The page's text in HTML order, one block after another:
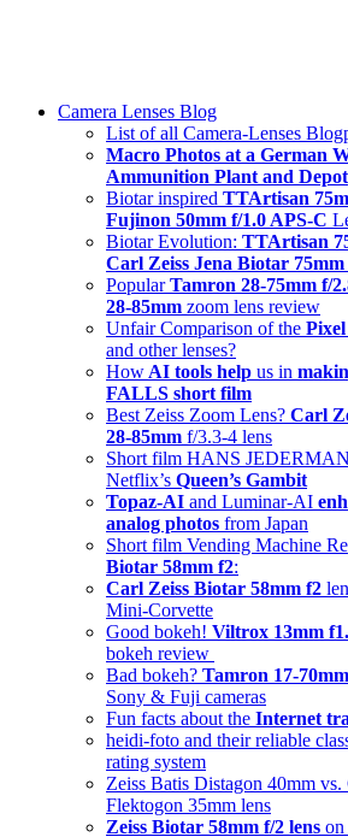
Menu
Camera Lenses Blog
List of all Camera-Lenses
Macro Photos at a German
Ammunition Plant and Depot
Biotar inspired TTArtisan
Fujinon 50mm f/1.0 APS-C
Biotar Evolution: TTArtisan
Carl Zeiss Jena Biotar 75mm
PopularTamron 28-75mm f/
28-85mm zoom lens review
Unfair Comparison of the
and other lenses?
How AI tools help us in
FALLS short film
Best Zeiss Zoom Lens? Carl
28-85mm f/3.3-4 lens
Short film HANS
Netflix’s Queen’s Gambit
Topaz-AI and Luminar-AI
analog photos from Japan
Short film Vending Machine
Biotar 58mm f2:
Carl Zeiss Biotar 58mm f2
Mini-Corvette
Good bokeh! Viltrox 13mm
bokeh review
Bad bokeh? Tamron 17-
Sony & Fuji cameras
Fun facts about the Internet
heidi-foto and their reliable
rating system
Zeiss Batis Distagon 40mm vs.
Flektogon 35mm lens
Zeiss Biotar 58mm f/2 lens on